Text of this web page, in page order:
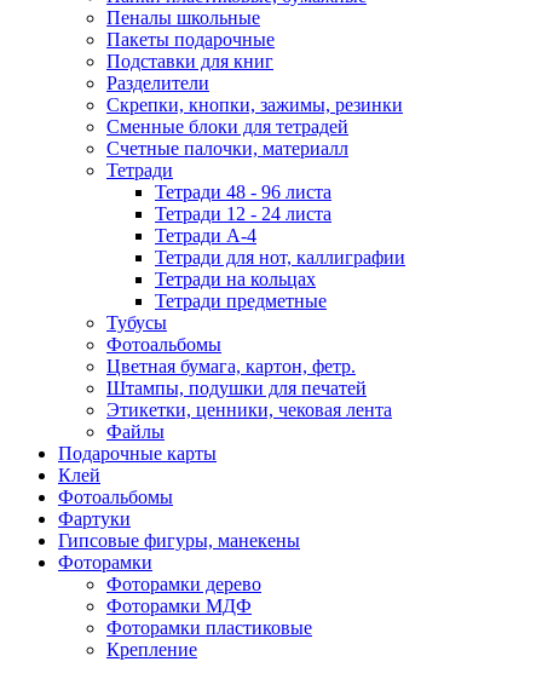
Пеналы школьные
Пакеты подарочные
Подставки для книг
Разделители
Скрепки, кнопки, зажимы, резинки
Сменные блоки для тетрадей
Счетные палочки, материалл
Тетради
Тетради 48 - 96 листа
Тетради 12 - 24 листа
Тетради А-4
Тетради для нот, каллиграфии
Тетради на кольцах
Тетради предметные
Тубусы
Фотоальбомы
Цветная бумага, картон, фетр.
Штампы, подушки для печатей
Этикетки, ценники, чековая лента
Файлы
Подарочные карты
Клей
Фотоальбомы
Фартуки
Гипсовые фигуры, манекены
Фоторамки
Фоторамки дерево
Фоторамки МДФ
Фоторамки пластиковые
Крепление